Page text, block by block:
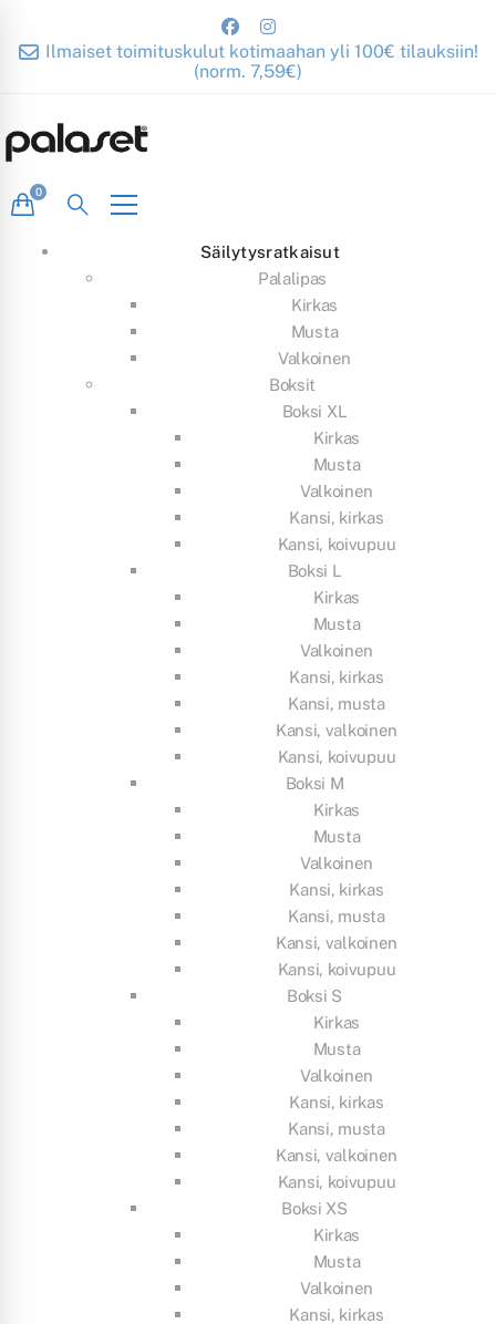
Ilmaiset toimituskulut kotimaahan yli 100€ tilauksiin!
(norm. 7,59€)
Säilytysratkaisut
Palalipas
Kirkas
Musta
Valkoinen
Boksit
Boksi XL
Kirkas
Musta
Valkoinen
Kansi, kirkas
Kansi, koivupuu
Boksi L
Kirkas
Musta
Valkoinen
Kansi, kirkas
Kansi, musta
Kansi, valkoinen
Kansi, koivupuu
Boksi M
Kirkas
Musta
Valkoinen
Kansi, kirkas
Kansi, musta
Kansi, valkoinen
Kansi, koivupuu
Boksi S
Kirkas
Musta
Valkoinen
Kansi, kirkas
Kansi, musta
Kansi, valkoinen
Kansi, koivupuu
Boksi XS
Kirkas
Musta
Valkoinen
Kansi, kirkas